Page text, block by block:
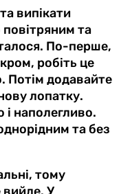
випікати
повітряним та
По-перше,
робіть це
Потім додавайте
лопатку.
наполегливо.
та без
тому